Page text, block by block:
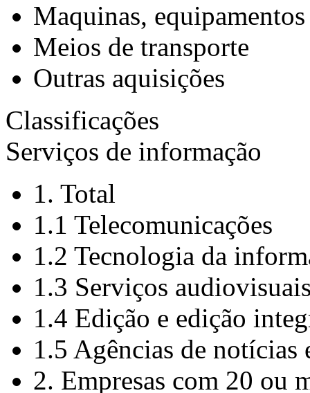
Maquinas,
Meios de transporte
Outras aquisições
Classificações
Serviços de informação
1. Total
1.1 Telecomunicações
1.2 Tecnologia da
1.3 Serviços
1.4 Edição e edição
1.5 Agências de
2. Empresas com 20 ou